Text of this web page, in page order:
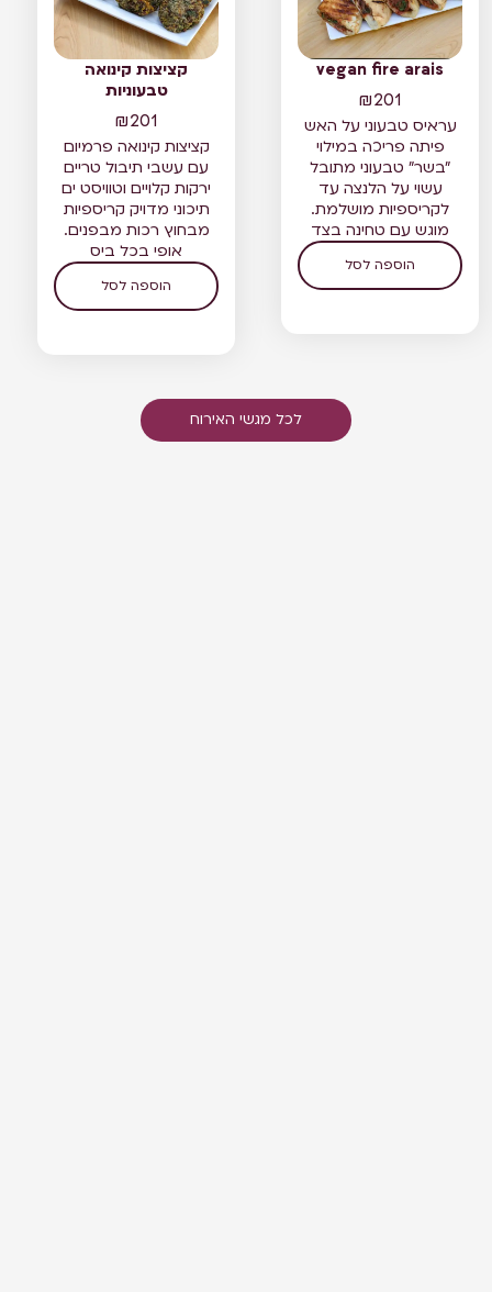
vegan fire arais
₪201
עראיס טבעוני על האש
פיתה פריכה במילוי
"בשר" טבעוני מתובל
עשוי על הלנצה עד
לקריספיות מושלמת.
מוגש עם טחינה בצד
הוספה לסל
קציצות קינואה
טבעוניות
₪201
קציצות קינואה פרמיום
עם עשבי תיבול טריים
ירקות קלויים וטוויסט ים
תיכוני מדויק קריספיות
מבחוץ רכות מבפנים.
אופי בכל ביס
הוספה לסל
לכל מגשי האירוח